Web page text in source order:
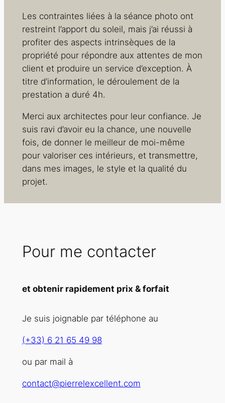
Les contraintes liées à la séance photo ont
restreint l’apport du soleil, mais j’ai réussi à
profiter des aspects intrinsèques de la
propriété pour répondre aux attentes de mon
client et produire un service d’exception. À
titre d’information, le déroulement de la
prestation a duré 4h.
Merci aux architectes pour leur confiance. Je
suis ravi d’avoir eu la chance, une nouvelle
fois, de donner le meilleur de moi-même
pour valoriser ces intérieurs, et transmettre,
dans mes images, le style et la qualité du
projet.
Pour me contacter
et obtenir rapidement prix & forfait
Je suis joignable par téléphone au
(+33) 6 21 65 49 98
ou par mail à
contact@pierrelexcellent.com